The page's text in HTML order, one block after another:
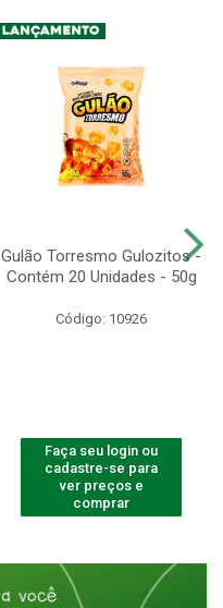
Gulão Torresmo Gulozitos -
Contém 20 Unidades - 50g
Código: 10926
Faça seu login ou
cadastre-se para
ver preços e
comprar